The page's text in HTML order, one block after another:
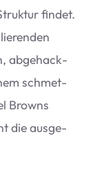
fin­det.
abge­hack­
schmet­
Browns
die aus­ge­